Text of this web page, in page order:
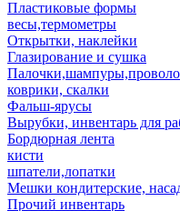
Пластиковые формы
весы,термометры
Открытки, наклейки
Глазирование и сушка
коврики, скалки
Фальш-ярусы
Вырубки, инвентарь для
Бордюрная лента
кисти
шпатели,лопатки
Мешки кондитерские,
Прочий инвентарь